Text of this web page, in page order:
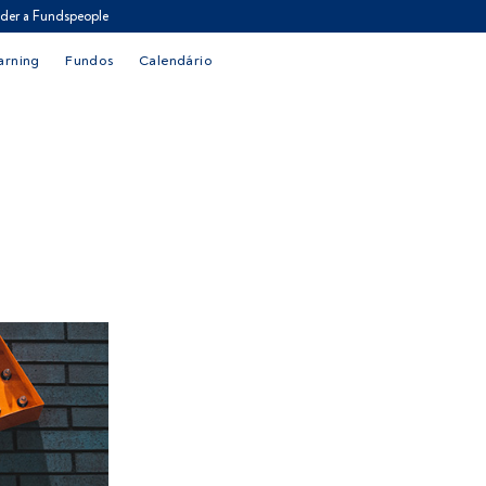
a Fundspeople
Fundos Calendário